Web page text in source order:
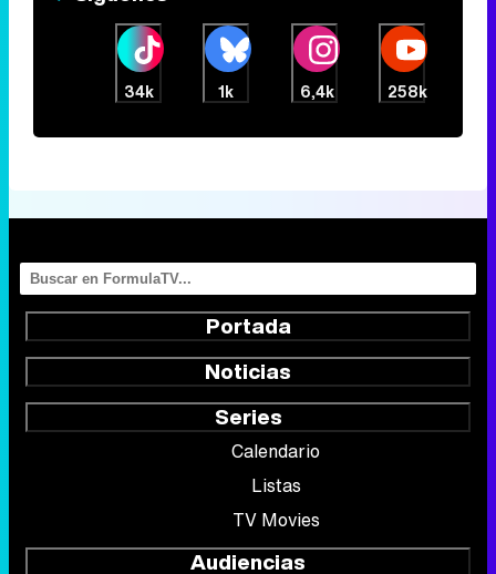
34k 1k 6,4k 258k
Portada
Noticias
Series
Calendario
Listas
TV Movies
Audiencias